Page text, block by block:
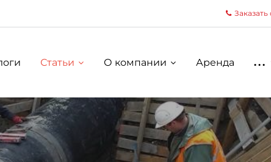
Статьи О компании Аренда ...